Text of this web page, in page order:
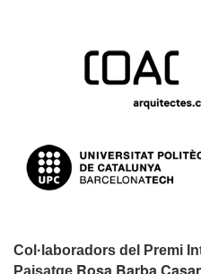
Col·laboradors del Premi
Paisatge